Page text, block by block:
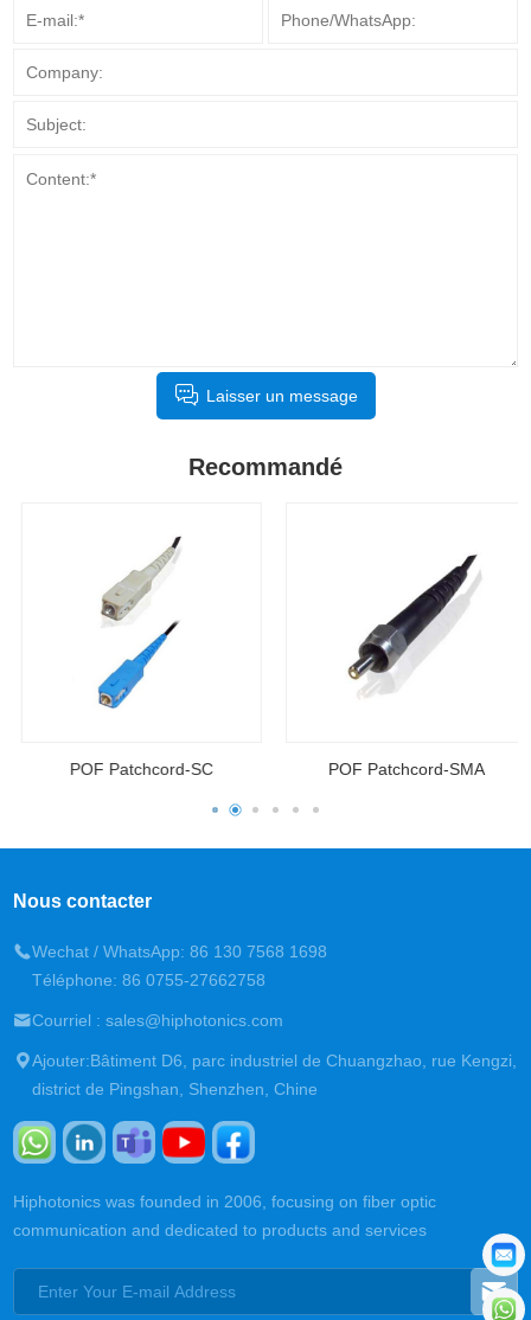
Laisser un message
Recommandé
POF Patchcord-SC POF Patchcord-SMA
Nous contacter
Wechat / WhatsApp: 86 130 7568 1698
Téléphone: 86 0755-27662758
Courriel : sales@hiphotonics.com
Ajouter:Bâtiment D6, parc industriel de Chuangzhao, rue Kengzi,
district de Pingshan, Shenzhen, Chine
Hiphotonics was founded in 2006, focusing on fiber optic
communication and dedicated to products and services